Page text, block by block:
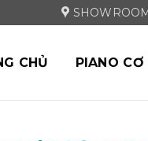
CHỦ PIANO CƠ